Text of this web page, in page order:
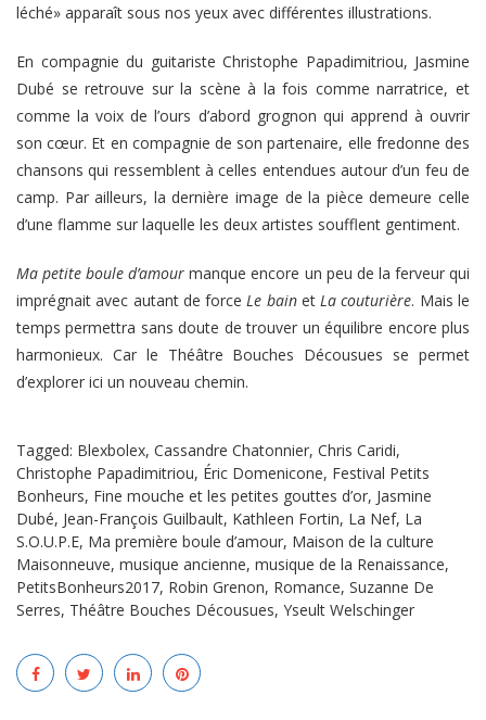
léché» apparaît sous nos yeux avec différentes illustrations.
En compagnie du guitariste Christophe Papadimitriou, Jasmine
Dubé se retrouve sur la scène à la fois comme narratrice, et
comme la voix de l’ours d’abord grognon qui apprend à ouvrir
son cœur. Et en compagnie de son partenaire, elle fredonne des
chansons qui ressemblent à celles entendues autour d’un feu de
camp. Par ailleurs, la dernière image de la pièce demeure celle
d’une flamme sur laquelle les deux artistes soufflent gentiment.
Ma petite boule d’amour manque encore un peu de la ferveur qui
imprégnait avec autant de force Le bainet La couturière. Mais le
temps permettra sans doute de trouver un équilibre encore plus
harmonieux. Car le Théâtre Bouches Décousues se permet
d’explorer ici un nouveau chemin.
Tagged: Blexbolex, Cassandre Chatonnier, Chris Caridi,
Christophe Papadimitriou, Éric Domenicone, Festival Petits
Bonheurs, Fine mouche et les petites gouttes d’or, Jasmine
Dubé, Jean-François Guilbault, Kathleen Fortin, La Nef, La
S.O.U.P.E, Ma première boule d’amour, Maison de la culture
Maisonneuve, musique ancienne, musique de la Renaissance,
PetitsBonheurs2017, Robin Grenon, Romance, Suzanne De
Serres, Théâtre Bouches Décousues, Yseult Welschinger